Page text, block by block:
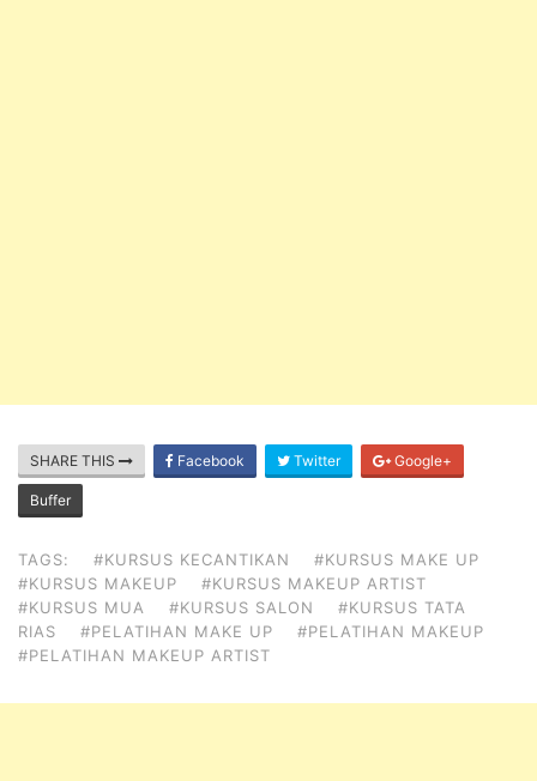
SHARE THIS Facebook Twitter Google+
Buffer
TAGS: #KURSUS KECANTIKAN
#KURSUS MAKE UP
#KURSUS MAKEUP
#KURSUS MAKEUP ARTIST
#KURSUS MUA
#KURSUS SALON
#KURSUS TATA
RIAS
#PELATIHAN MAKE UP
#PELATIHAN MAKEUP
#PELATIHAN MAKEUP ARTIST